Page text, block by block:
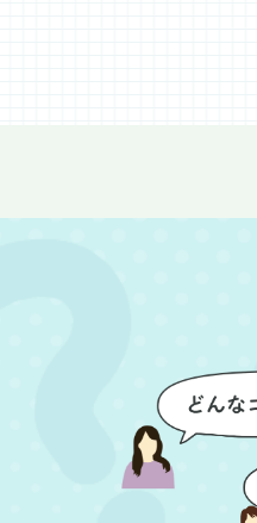
には部屋全体を清掃してい
き、まるで新しい家のよう
潔感に感動しました。